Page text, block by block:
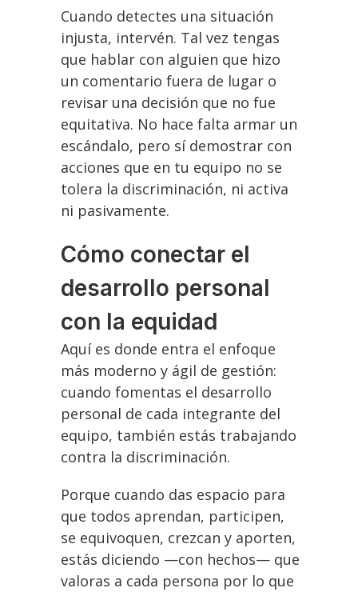
Cuando detectes una situación
injusta, intervén. Tal vez tengas
que hablar con alguien que hizo
un comentario fuera de lugar o
revisar una decisión que no fue
equitativa. No hace falta armar un
escándalo, pero sí demostrar con
acciones que en tu equipo no se
tolera la discriminación, ni activa
ni pasivamente.
Cómo conectar el
desarrollo personal
con la equidad
Aquí es donde entra el enfoque
más moderno y ágil de gestión:
cuando fomentas el desarrollo
personal de cada integrante del
equipo, también estás trabajando
contra la discriminación.
Porque cuando das espacio para
que todos aprendan, participen,
se equivoquen, crezcan y aporten,
estás diciendo —con hechos— que
valoras a cada persona por lo que